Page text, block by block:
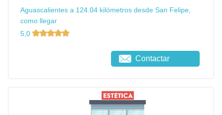
Aguascalientes a 124.04 kilómetros desde San Felipe,
como llegar
5,0
Contactar